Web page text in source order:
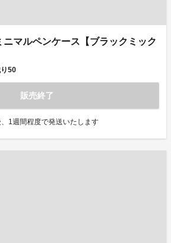
ニマルペンケース【ブラックミック
50
販売終了
1週間程度で発送いたします